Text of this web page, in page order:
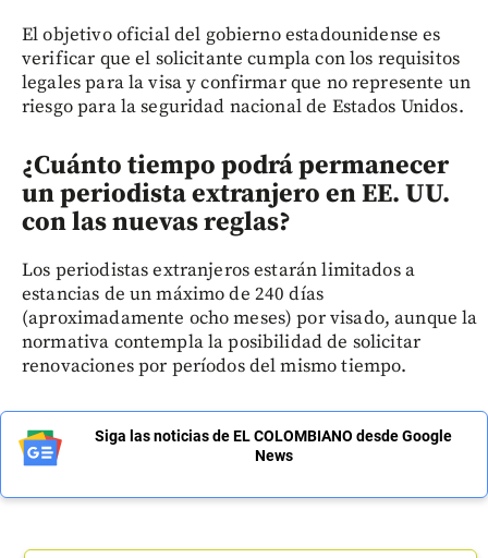
El objetivo oficial del gobierno estadounidense es
verificar que el solicitante cumpla con los requisitos
legales para la visa y confirmar que no represente un
riesgo para la seguridad nacional de Estados Unidos.
¿Cuánto tiempo podrá permanecer
un periodista extranjero en EE. UU.
con las nuevas reglas?
Los periodistas extranjeros estarán limitados a
estancias de un máximo de 240 días
(aproximadamente ocho meses) por visado, aunque la
normativa contempla la posibilidad de solicitar
renovaciones por períodos del mismo tiempo.
Siga las noticias de EL COLOMBIANO desde Google
News